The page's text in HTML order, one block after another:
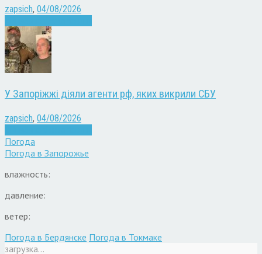
zapsich, 04/08/2026
У Запоріжжі діяли агенти рф, яких викрили СБУ
zapsich, 04/08/2026
Погода
Погода в Запорожье
влажность:
давление:
ветер:
Погода в Бердянске Погода в Токмаке
загрузка...